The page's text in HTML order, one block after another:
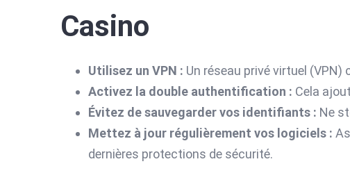
Casino
Utilisez un VPN : Un réseau privé virtuel
Activez la double authentification : Cela
Évitez de sauvegarder vos identifiants : Ne
Mettez à jour régulièrement vos logiciels :
dernières protections de sécurité.